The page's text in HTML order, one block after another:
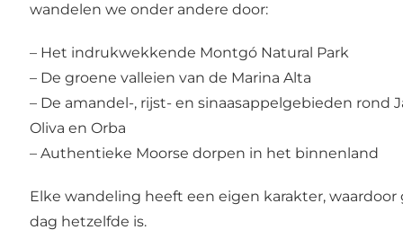
wandelen we onder andere door:
– Het indrukwekkende Montgó Natural Park
– De groene valleien van de Marina Alta
– De amandel-, rijst- en sinaasappelgebieden rond
Oliva en Orba
– Authentieke Moorse dorpen in het binnenland
Elke wandeling heeft een eigen karakter, waardoor
dag hetzelfde is.